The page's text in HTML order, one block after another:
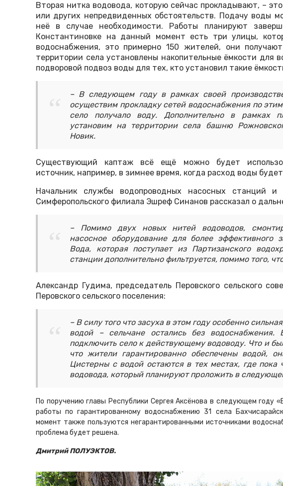
Вторая нитка водовода, которую сейчас прокладывают, –
или других непредвиденных обстоятельств. Подачу воды
неё в случае необходимости. Работы планируют
Константиновке на данный момент есть три улицы,
водоснабжения, это примерно 150 жителей, они
территории села установлены накопительные ёмкости для
подворовой подвоз воды для тех, кто установил такие
– В следующем году в рамках своей
осуществим прокладку сетей водоснабжения по
село получало воду. Дополнительно в рамках
установим на территории села башню
Новик.
Существующий каптаж всё ещё можно будет
источник, например, в зимнее время, когда расход воды
Начальник службы водопроводных насосных станций и
Симферопольского филиала Эшреф Синанов рассказал о
– Помимо двух новых нитей водоводов,
насосное оборудование для более эффективного
Вода, которая поступает из Партизанского
станции дополнительно фильтруется, помимо того,
Александр Гудима, председатель Перовского сельского
Перовского сельского поселения:
– В силу того что засуха в этом году особенно
водой – сельчане остались без водоснабжения.
подключить село к действующему водоводу. Что и
что жители гарантированно обеспечены водой,
Цистерны с водой остаются в тех местах, где пока
водовода, который планируют проложить в
По поручению главы Республики Сергея Аксёнова в следующем году
работы по гарантированному водоснабжению 31 села
момент также пользуются негарантированными источниками
проблема будет решена.
Дмитрий ПОЛУЭКТОВ.